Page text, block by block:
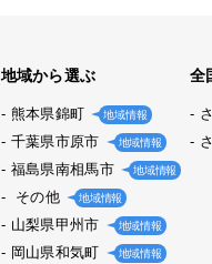
地域から選ぶ
熊本県錦町 地域情報
千葉県市原市 地域情報
福島県南相馬市 地域情報
その他 地域情報
山梨県甲州市 地域情報
岡山県和気町 地域情報
全